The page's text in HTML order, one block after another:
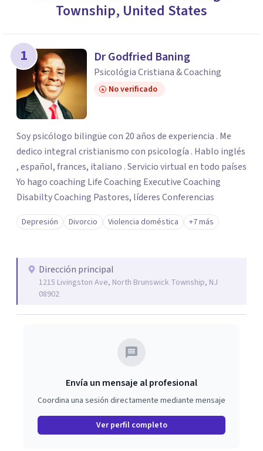
Responde a unas breves preguntas y te ofreceremos
necesidades.
Responder cuestionario
Township, United States
1 Dr Godfried Baning
Psicológia Cristiana & Coaching
No verificado
Soy psicólogo bilingüe con 20 años de experiencia . Me
dedico integral cristianismo con psicología . Hablo inglés
, español, frances, italiano . Servicio virtual en todo países
Yo hago coaching Life Coaching Executive Coaching
Disabilty Coaching Pastores, líderes Conferencias
Depresión Divorcio Violencia doméstica +7 más
Dirección principal
1215 Livingston Ave, North Brunswick Township, NJ
08902
Envía un mensaje al profesional
Coordina una sesión directamente mediante mensaje
Ver perfil completo